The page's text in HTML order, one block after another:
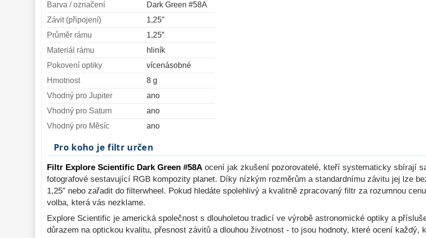
Barva / označení
Dark Green #58A
Závit (připojení)
1,25″
Průměr rámu
1,25″
Materiál rámu
hliník
Pokovení optiky
vícenásobné
Hmotnost
8 g
Vhodný pro Jupiter
ano
Vhodný pro Saturn
ano
Vhodný pro Měsíc
ano
Pro koho je filtr určen
Filtr Explore Scientific Dark Green #58A ocení jak zkušení pozorovatelé, kteří systematicky sbírají
fotografové sestavující RGB kompozity planet. Díky nízkým rozměrům a standardnímu závitu jej lze
1,25″ nebo zařadit do filterwheel. Pokud hledáte spolehlivý a kvalitně zpracovaný filtr za rozumnou
volba, která vás nezklame.
Explore Scientific je americká společnost s dlouholetou tradicí ve výrobě astronomické optiky a
důrazem na optickou kvalitu, přesnost závitů a dlouhou životnost - to jsou hodnoty, které ocení každý,